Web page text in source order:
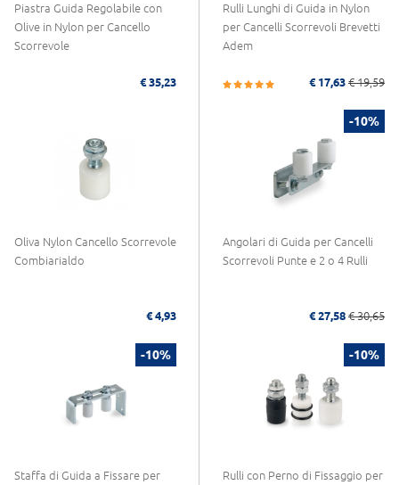
Piastra Guida Regolabile con
Olive in Nylon per Cancello
Scorrevole
€ 35,23
Rulli Lunghi di Guida in Nylon
per Cancelli Scorrevoli Brevetti
Adem
€ 17,63 € 19,59
Oliva Nylon Cancello Scorrevole
Combiarialdo
€ 4,93
-10%
Angolari di Guida per Cancelli
Scorrevoli Punte e 2 o 4 Rulli
€ 27,58 € 30,65
-10%
Staffa di Guida a Fissare per
-10%
Rulli con Perno di Fissaggio per